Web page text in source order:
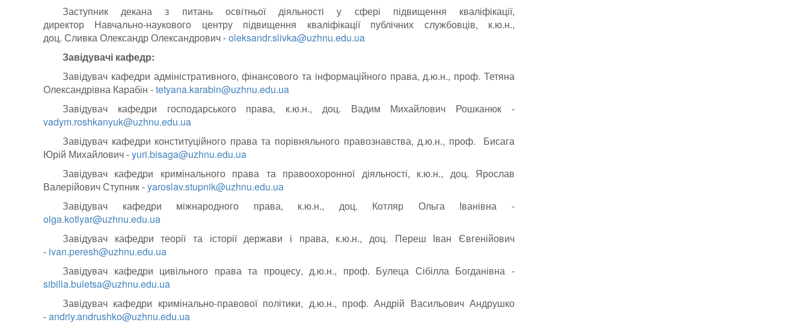
Заступник декана з питань освітньої діяльності у сфері підвищення кваліфікації,
директор Навчально-наукового центру підвищення кваліфікації публічних службовців, к.ю.н.,
доц. СливкаОлександрОлександрович -oleksandr.slivka@uzhnu.edu.ua
Завідувачі кафедр:
Завідувач кафедри адміністративного, фінансового та інформаційного права, д.ю.н., проф. Тетяна
Олександрівна Карабін -tetyana.karabin@uzhnu.edu.ua
Завідувач кафедри господарського права, к.ю.н., доц. Вадим Михайлович Рошканюк -
vadym.roshkanyuk@uzhnu.edu.ua
Завідувач кафедри конституційного права та порівняльного правознавства, д.ю.н., проф. Бисага
Юрій Михайлович -yuri.bisaga@uzhnu.edu.ua
Завідувач кафедри кримінального права та правоохоронної діяльності, к.ю.н., доц. Ярослав
Валерійович Ступник -yaroslav.stupnik@uzhnu.edu.ua
Завідувач кафедри міжнародного права, к.ю.н., доц. Котляр Ольга Іванівна -
olga.kotlyar@uzhnu.edu.ua
Завідувач кафедри теорії та історії держави і права, к.ю.н., доц. Переш Іван Євгенійович
- ivan.peresh@uzhnu.edu.ua
Завідувач кафедри цивільного права та процесу, д.ю.н., проф. Булеца Сібілла Богданівна -
sibilla.buletsa@uzhnu.edu.ua
Завідувач кафедри кримінально-правової політики, д.ю.н., проф. Андрій Васильович Андрушко
-andriy.andrushko@uzhnu.edu.ua